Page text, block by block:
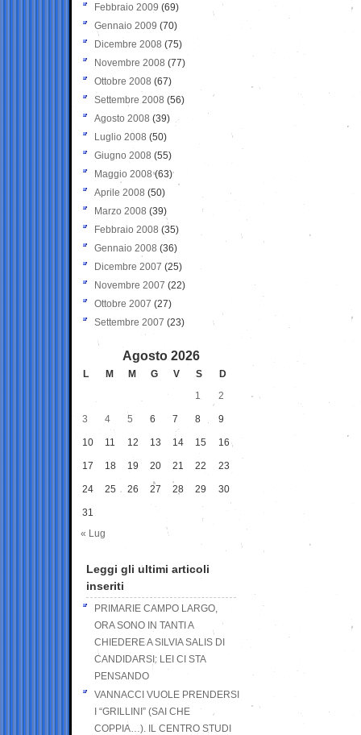
Febbraio 2009 (69)
Gennaio 2009 (70)
Dicembre 2008 (75)
Novembre 2008 (77)
Ottobre 2008 (67)
Settembre 2008 (56)
Agosto 2008 (39)
Luglio 2008 (50)
Giugno 2008 (55)
Maggio 2008(63)
Aprile 2008 (50)
Marzo 2008 (39)
Febbraio 2008 (35)
Gennaio 2008 (36)
Dicembre 2007 (25)
Novembre 2007 (22)
Ottobre 2007 (27)
Settembre 2007 (23)
Agosto 2026
L M M G V S
D
1
2
3 4 5 6 7 8 9
10 11 12 13 14 15 16
17 18 19 20 21 22 23
24 25 26 27 28 29 30
31
« Lug
Leggi gli ultimi articoli
inseriti
PRIMARIE CAMPO LARGO,
ORA SONO IN TANTI A
CHIEDERE A SILVIA SALIS DI
CANDIDARSI: LEI CI STA
PENSANDO
VANNACCI VUOLE PRENDERSI
I “GRILLINI” (SAI CHE
COPPIA…). IL CENTRO STUDI